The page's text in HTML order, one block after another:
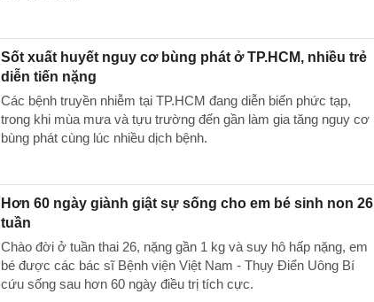
Sốt xuất huyết nguy cơ bùng phát ở TP.HCM, nhiều trẻ
diễn tiến nặng
Các bệnh truyền nhiễm tại TP.HCM đang diễn biến phức tạp,
trong khi mùa mưa và tựu trường đến gần làm gia tăng nguy cơ
bùng phát cùng lúc nhiều dịch bệnh.
Hơn 60 ngày giành giật sự sống cho em bé sinh non 26
tuần
Chào đời ở tuần thai 26, nặng gần 1 kg và suy hô hấp nặng, em
bé được các bác sĩ Bệnh viện Việt Nam - Thụy Điển Uông Bí
cứu sống sau hơn 60 ngày điều trị tích cực.